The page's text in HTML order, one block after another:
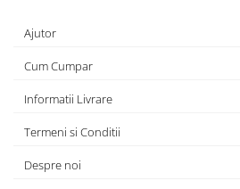
Ajutor
Cum Cumpar
Informatii Livrare
Termeni si Conditii
Despre noi